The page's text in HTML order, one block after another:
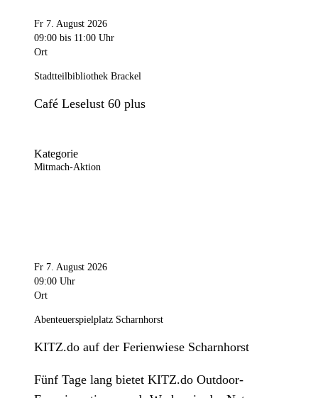
Fr 7. August 2026
09:00 bis 11:00 Uhr
Ort
Stadtteilbibliothek Brackel
Café Leselust 60 plus
Kategorie
Mitmach-Aktion
Fr 7. August 2026
09:00 Uhr
Ort
Abenteuerspielplatz Scharnhorst
KITZ.do auf der Ferienwiese Scharnhorst
Fünf Tage lang bietet KITZ.do Outdoor-